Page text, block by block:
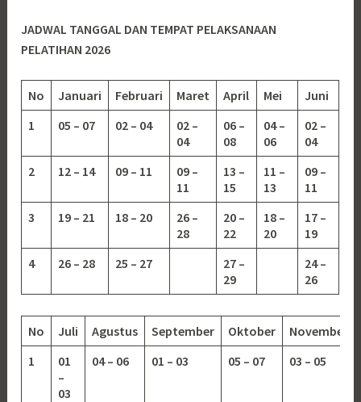
JADWAL TANGGAL DAN TEMPAT PELAKSANAAN
PELATIHAN 2026
No Januari Februari Maret April Mei
Juni
1
05 – 07 02 – 04
02 –
04
06 –
08
04 –
06
02 –
04
2
12 – 14 09 – 11
09 –
11
13 –
15
11 –
13
09 –
11
3
19 – 21 18 – 20
26 –
28
20 –
22
18 –
20
17 –
19
4
26 – 28 25 – 27
27 –
29
24 –
26
No Juli Agustus September Oktober
November
1
01
–
03
04 – 06 01 – 03 05 – 07 03 – 05